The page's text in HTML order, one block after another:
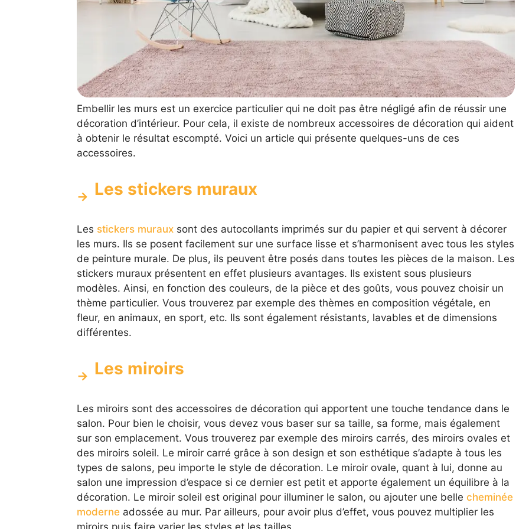
Embellir les murs est un exercice particulier qui ne doit pas être négligé afin de réussir une
décoration d’intérieur. Pour cela, il existe de nombreux accessoires de décoration qui aident
à obtenir le résultat escompté. Voici un article qui présente quelques-uns de ces
accessoires.
Les stickers muraux
Les stickers murauxsont des autocollants imprimés sur du papier et qui servent à décorer
les murs. Ils se posent facilement sur une surface lisse et s’harmonisent avec tous les styles
de peinture murale. De plus, ils peuvent être posés dans toutes les pièces de la maison. Les
stickers muraux présentent en effet plusieurs avantages. Ils existent sous plusieurs
modèles. Ainsi, en fonction des couleurs, de la pièce et des goûts, vous pouvez choisir un
thème particulier. Vous trouverez par exemple des thèmes en composition végétale, en
fleur, en animaux, en sport, etc. Ils sont également résistants, lavables et de dimensions
différentes.
Les miroirs
Les miroirs sont des accessoires de décoration qui apportent une touche tendance dans le
salon. Pour bien le choisir, vous devez vous baser sur sa taille, sa forme, mais également
sur son emplacement. Vous trouverez par exemple des miroirs carrés, des miroirs ovales et
des miroirs soleil. Le miroir carré grâce à son design et son esthétique s’adapte à tous les
types de salons, peu importe le style de décoration. Le miroir ovale, quant à lui, donne au
salon une impression d’espace si ce dernier est petit et apporte également un équilibre à la
décoration. Le miroir soleil est original pour illuminer le salon, ou ajouter une belle cheminée
moderneadossée au mur. Par ailleurs, pour avoir plus d’effet, vous pouvez multiplier les